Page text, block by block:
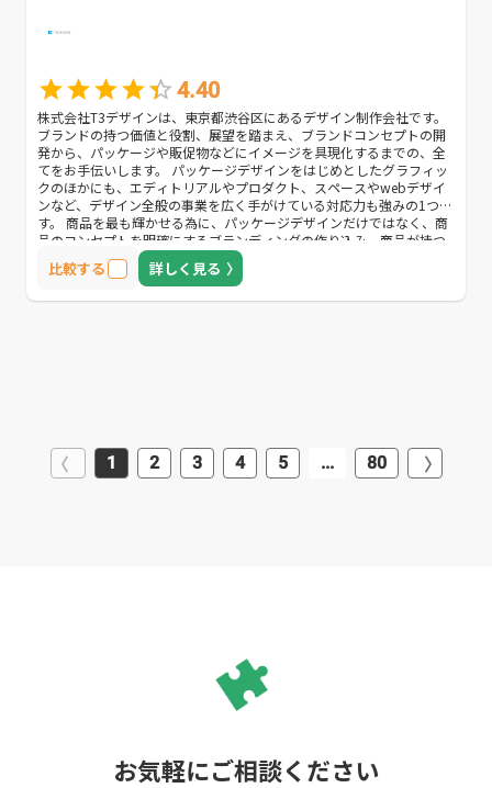
4.40
株式会社T3デザインは、東京都渋谷区にあるデザイン制作会社です。
ブランドの持つ価値と役割、展望を踏まえ、ブランドコンセプトの開
発から、パッケージや販促物などにイメージを具現化するまでの、全
てをお手伝いします。 パッケージデザインをはじめとしたグラフィッ
クのほかにも、エディトリアルやプロダクト、スペースやwebデザイ
ンなど、デザイン全般の事業を広く手がけている対応力も強みの1つで
す。 商品を最も輝かせる為に、パッケージデザインだけではなく、商
品のコンセプトを明確にするブランディングの作り込み、商品が持つ
世界観を広く伝える販促物デザインまでを行い、個性を最大限に引き
出す方法をご提案します。 また撮影やキャスティング、コピーライテ
ィングも対応可能で、オプションフォローも充実しています。 「入念
比較する 詳しく見る
1 2 3 4 5 ... 80
お気軽にご相談ください